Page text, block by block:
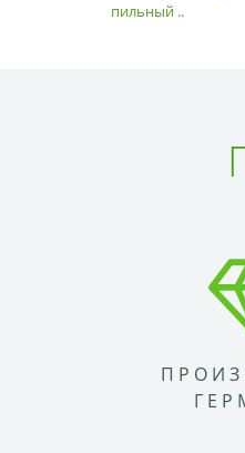
пильный ..